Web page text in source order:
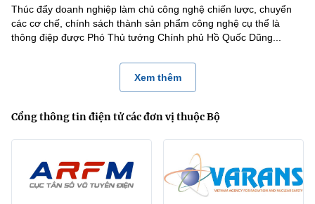
Thúc đẩy doanh nghiệp làm chủ công nghệ chiến lược, chuyển
các cơ chế, chính sách thành sản phẩm công nghệ cụ thể là
thông điệp được Phó Thủ tướng Chính phủ Hồ Quốc Dũng...
Xem thêm
Cổng thông tin điện tử các đơn vị thuộc Bộ